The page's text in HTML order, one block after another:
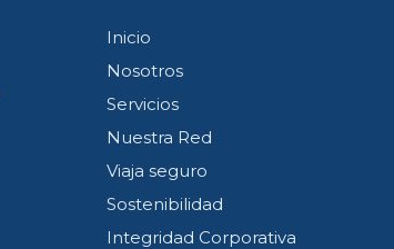
Inicio
Nosotros
Servicios
Nuestra Red
Viaja seguro
Sostenibilidad
Integridad Corporativa